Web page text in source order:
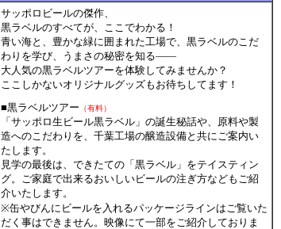
サッポロビールの傑作、
黒ラベルのすべてが、ここでわかる！
青い海と、豊かな緑に囲まれた工場で、黒ラベルのこだ
わりを学び、うまさの秘密を知る――
大人気の黒ラベルツアーを体験してみませんか？
ここしかないオリジナルグッズもお待ちしてます！
■黒ラベルツアー （有料）
「サッポロ生ビール黒ラベル」の誕生秘話や、原料や製
造へのこだわりを、千葉工場の醸造設備と共にご案内い
たします。
見学の最後は、できたての「黒ラベル」をテイスティン
グ。ご家庭で出来るおいしいビールの注ぎ方などもご紹
介いたします。
※缶やびんにビールを入れるパッケージラインはご覧いた
だく事はできません。映像にて一部をご紹介しておりま